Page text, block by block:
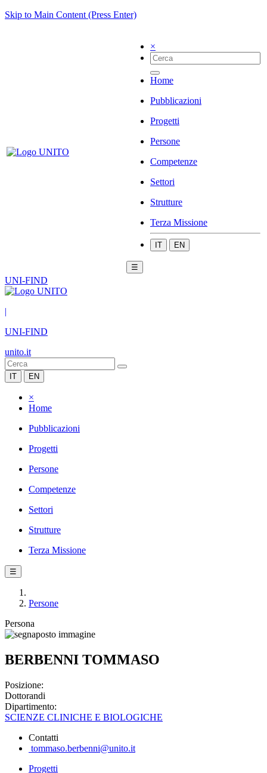
Skip to Main Content (Press Enter)
×
Home
Pubblicazioni
Progetti
Persone
Competenze
Settori
Strutture
Terza Missione
IT EN
☰
UNI-FIND
|
UNI-FIND
unito.it
IT EN
×
Home
Pubblicazioni
Progetti
Persone
Competenze
Settori
Strutture
Terza Missione
☰
Persone
Persona
BERBENNI TOMMASO
Posizione:
Dottorandi
Dipartimento:
SCIENZE CLINICHE E BIOLOGICHE
Contatti
tommaso.berbenni@unito.it
Progetti